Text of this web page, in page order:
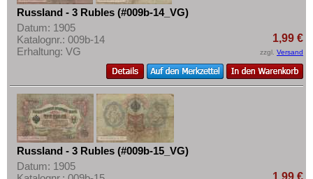
Russland - 3 Rubles (#009b-14_VG)
Datum: 1905
Katalognr.: 009b-14
Erhaltung: VG
1,99 €
zzgl. Versand
Russland - 3 Rubles (#009b-15_VG)
Datum: 1905
1,99 €